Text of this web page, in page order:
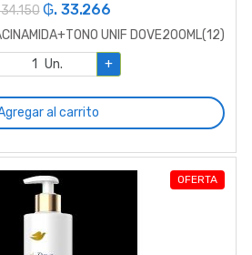
₲. 33.266
UNIF DOVE200ML(12)
Un. +
al carrito
OFERTA